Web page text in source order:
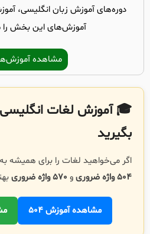
دوره‌های آموزش زبان انگلیسی،
آموزش‌های این بخش را
مشاهده
🎓 آموزش لغات انگلیسی
بگیرید
اگر می‌خواهید لغات را برای همیشه
504 واژه ضروری
و 570 واژه ضروری
مشاهده آموزش 504